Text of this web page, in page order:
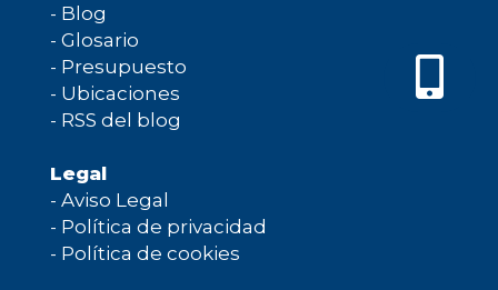
- Blog
- Glosario
- Presupuesto
- Ubicaciones
- RSS del blog
Legal
- Aviso Legal
- Política de privacidad
- Política de cookies